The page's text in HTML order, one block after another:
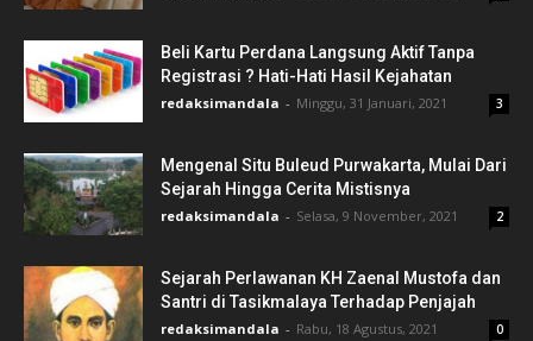
Beli Kartu Perdana Langsung Aktif Tanpa
Registrasi ? Hati-Hati Hasil Kejahatan
redaksimandala - Minggu, 31 Januari, 2021 3
Mengenal Situ Buleud Purwakarta, Mulai Dari
Sejarah Hingga Cerita Mistisnya
redaksimandala - Selasa, 9 November, 2021 2
Sejarah Perlawanan KH Zaenal Mustofa dan
Santri di Tasikmalaya Terhadap Penjajah
redaksimandala - Rabu, 18 Agustus, 2021 0